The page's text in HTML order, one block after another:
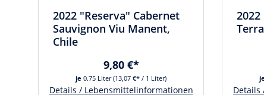
2022 "Reserva" Cabernet
Sauvignon Viu Manent,
Chile
je0.75 Liter(13,07 €* / 1 Liter)
9,80 €*
Details / Lebensmittelinformationen Details